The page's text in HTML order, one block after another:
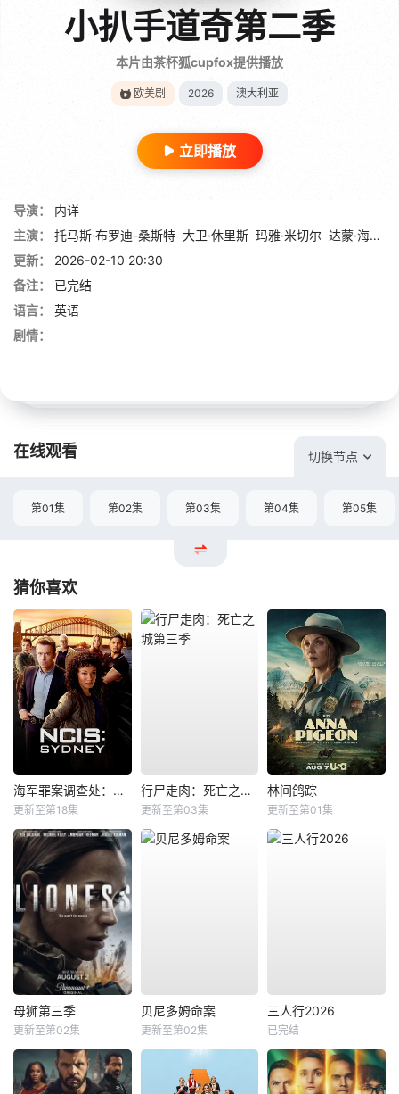
小扒手道奇第二季
本片由茶杯狐cupfox提供播放
欧美剧 2026 澳大利亚
立即播放
导演：
内详
主演：
托马斯·布罗迪-桑斯特 大卫·休里斯 玛雅·米切尔 达蒙·海瑞曼
更新：
2026-02-10 20:30
备注：
已完结
语言：
英语
剧情：
在线观看 切换节点
第01集 第02集 第03集 第04集 第05集
猜你喜欢
海军罪案调查处：悉尼第三季
更新至第18集
行尸走肉：死亡之城第三季
更新至第03集
林间鸽踪
更新至第01集
母狮第三季
更新至第02集
贝尼多姆命案
更新至第02集
三人行2026
已完结